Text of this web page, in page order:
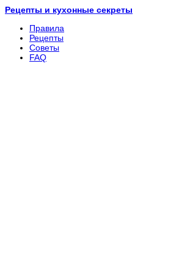
Рецепты и кухонные секреты
Правила
Рецепты
Советы
FAQ